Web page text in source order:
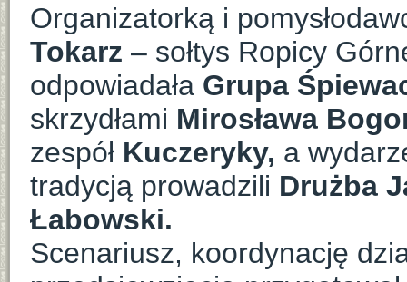
Organizatorką i
Tokarz – sołtys Ropicy
odpowiadała Grupa
skrzydłami Mirosława
zespół Kuczeryky, a
tradycją prowadzili Drużba
Łabowski.
Scenariusz, koordynację